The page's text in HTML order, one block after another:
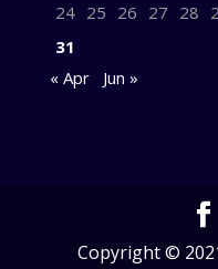
24 25 26 27 28
31
« Apr
Jun »
Copyright ©